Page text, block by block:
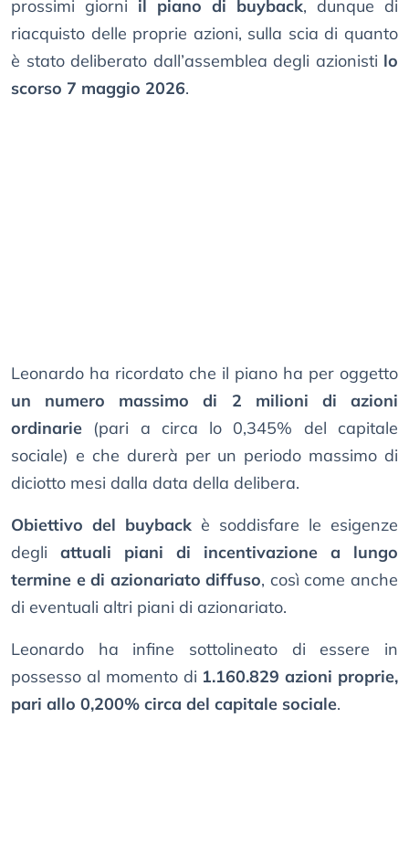
prossimi giorni il piano di buyback, dunque di
riacquisto delle proprie azioni, sulla scia di quanto
è stato deliberato dall’assemblea degli azionisti lo
scorso 7 maggio 2026.
Leonardo ha ricordato che il piano ha per oggetto
un numero massimo di 2 milioni di azioni
ordinarie (pari a circa lo 0,345% del capitale
sociale) e che durerà per un periodo massimo di
diciotto mesi dalla data della delibera.
Obiettivo del buyback è soddisfare le esigenze
degli attuali piani di incentivazione a lungo
termine e di azionariato diffuso, così come anche
di eventuali altri piani di azionariato.
Leonardo ha infine sottolineato di essere in
possesso al momento di 1.160.829 azioni proprie,
pari allo 0,200% circa del capitale sociale.